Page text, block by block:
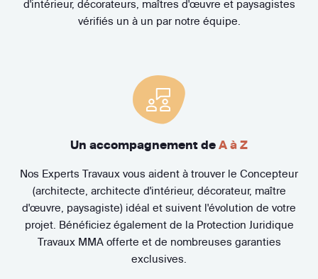
d'intérieur, décorateurs, maîtres d'œuvre et paysagistes
vérifiés un à un par notre équipe.
Un accompagnement de A à Z
Nos Experts Travaux vous aident à trouver le Concepteur
(architecte, architecte d'intérieur, décorateur, maître
d'œuvre, paysagiste) idéal et suivent l'évolution de votre
projet. Bénéficiez également de la Protection Juridique
Travaux MMA offerte et de nombreuses garanties
exclusives.